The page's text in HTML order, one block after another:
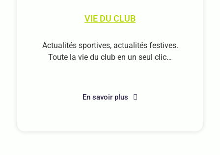
VIE DU CLUB
Actualités sportives, actualités festives.
Toute la vie du club en un seul clic…
En savoir plus